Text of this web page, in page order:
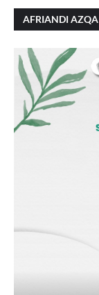
AFRIANDI AZQA